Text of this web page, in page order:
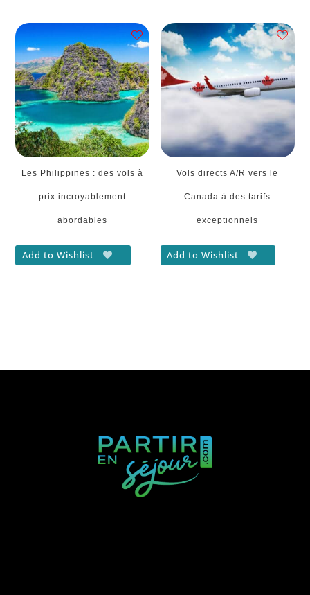
Les Philippines : des vols à
prix incroyablement
abordables
Add to Wishlist
Vols directs A/R vers le
Canada à des tarifs
exceptionnels
Add to Wishlist